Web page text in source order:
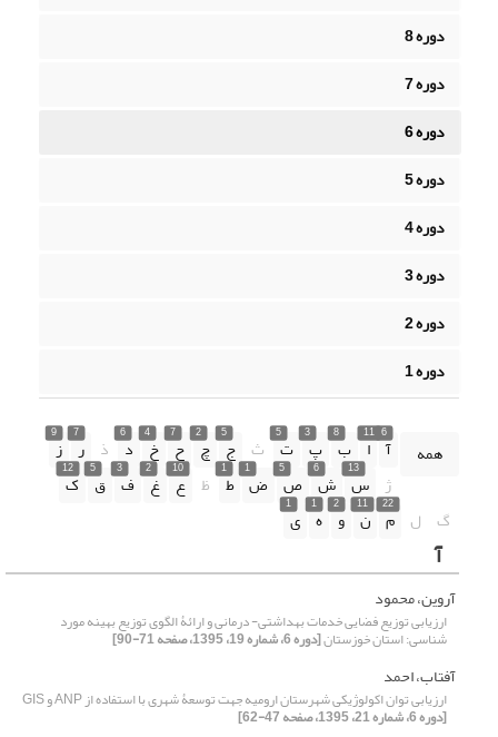
دوره 8
دوره 7
دوره 6
دوره 5
دوره 4
دوره 3
دوره 2
دوره 1
همه
6
آ
11
ا
8
ب
3
پ
5
ت ث
5
ج
2
چ
7
ح
4
خ
6
د ذ
7
ر
9
ز
ژ
13
س
6
ش
5
ص
1
ض
1
ط ظ
10
ع
2
غ
3
ف
5
ق
12
ک
گ ل
22
م
11
ن
2
و
1
ه
1
ی
آ
آروین، محمود
ارزیابی توزیع فضایی خدمات بهداشتی- درمانی و ارائۀ الگوی توزیع بهینه مورد
شناسی: استان خوزستان[دوره 6، شماره 19، 1395، صفحه 71-90]
آفتاب، احمد
ارزیابی توان اکولوژیکی شهرستان ارومیه جهت توسعۀ شهری با استفاده از ANP و GIS
[دوره 6، شماره 21، 1395، صفحه 47-62]